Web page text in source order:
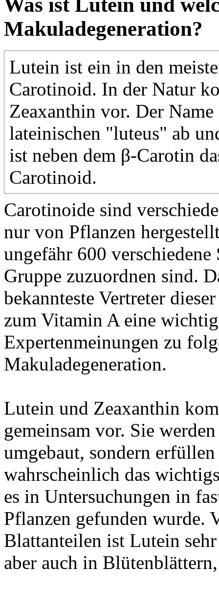
Makuladegeneration?
Lutein ist ein in den
Carotinoid. In der Natur
Zeaxanthin vor. Der
lateinischen "luteus" ab
ist neben dem β-Carotin
Carotinoid.
Carotinoide sind
nur von Pflanzen
ungefähr 600 verschiedene
Gruppe zuzuordnen sind.
bekannteste Vertreter
zum Vitamin A eine
Expertenmeinungen zu
Makuladegeneration.
Lutein und Zeaxanthin
gemeinsam vor. Sie
umgebaut, sondern
wahrscheinlich das
es in Untersuchungen in
Pflanzen gefunden wurde.
Blattanteilen ist Lutein
aber auch in